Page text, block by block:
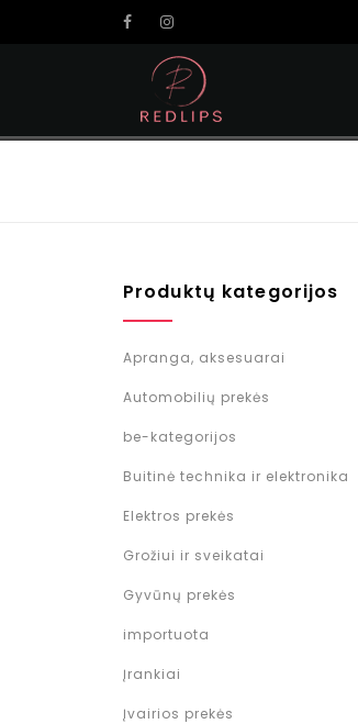
Produktų kategorijos
Apranga, aksesuarai
Automobilių prekės
be-kategorijos
Buitinė technika ir elektronika
Elektros prekės
Grožiui ir sveikatai
Gyvūnų prekės
importuota
Įrankiai
Įvairios prekės